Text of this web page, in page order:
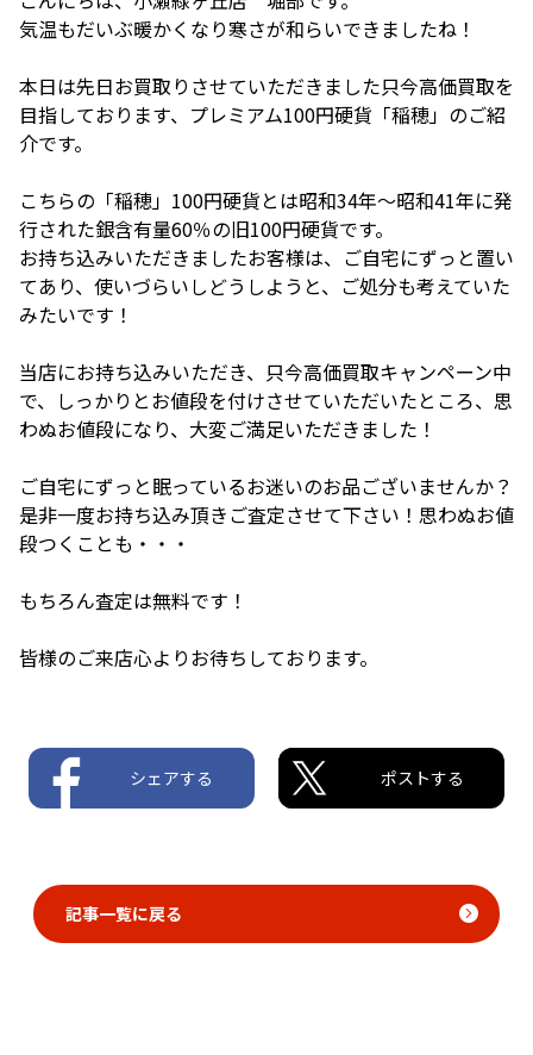
気温もだいぶ暖かくなり寒さが和らいできましたね！
本日は先日お買取りさせていただきました只今高価買取を
目指しております、プレミアム100円硬貨「稲穂」のご紹
介です。
こちらの「稲穂」100円硬貨とは昭和34年～昭和41年に発
行された銀含有量60％の旧100円硬貨です。
お持ち込みいただきましたお客様は、ご自宅にずっと置い
てあり、使いづらいしどうしようと、ご処分も考えていた
みたいです！
当店にお持ち込みいただき、只今高価買取キャンペーン中
で、しっかりとお値段を付けさせていただいたところ、思
わぬお値段になり、大変ご満足いただきました！
ご自宅にずっと眠っているお迷いのお品ございませんか？
是非一度お持ち込み頂きご査定させて下さい！思わぬお値
段つくことも・・・
もちろん査定は無料です！
皆様のご来店心よりお待ちしております。
シェアする ポストする
記事一覧に戻る